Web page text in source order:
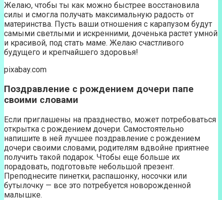
Желаю, чтобы ты как можно быстрее восстановила
силы и смогла получать максимальную радость от
материнства. Пусть ваши отношения с карапузом будут
самыми светлыми и искренними, доченька растет умной
и красивой, под стать маме. Желаю счастливого
будущего и крепчайшего здоровья!
pixabay.com
Поздравление с рождением дочери папе
своими словами
Если приглашены на празднество, может потребоваться
открытка с рождением дочери. Самостоятельно
напишите в ней лучшее поздравление с рождением
дочери своими словами, родителям вдвойне приятнее
получить такой подарок. Чтобы еще больше их
порадовать, подготовьте небольшой презент.
Преподнесите пинетки, распашонку, носочки или
бутылочку — все это потребуется новорожденной
малышке.